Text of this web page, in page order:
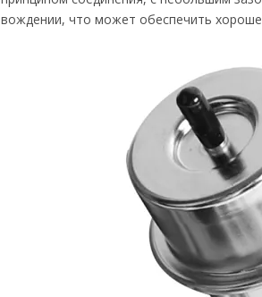
вождении, что может обеспечить